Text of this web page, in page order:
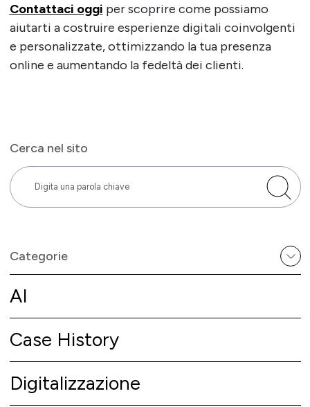
Cerca nel sito
Categorie
AI
Case History
Digitalizzazione
Contattaci oggi per scoprire come possiamo
aiutarti a costruire esperienze digitali coinvolgenti
e personalizzate, ottimizzando la tua presenza
online e aumentando la fedeltà dei clienti.